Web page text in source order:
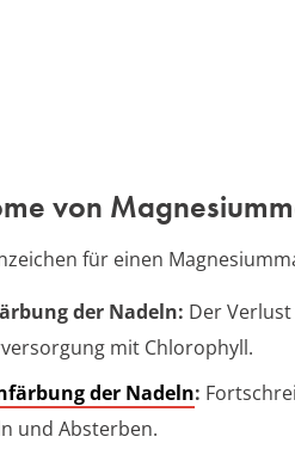
von
für einen
der Nadeln: Der
mit Chlorophyll.
der Nadeln:
und Absterben.